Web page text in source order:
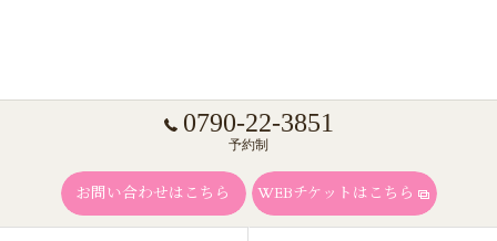
0790-22-3851
予約制
お問い合わせはこちら WEBチケットはこちら